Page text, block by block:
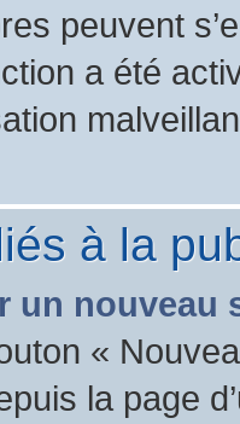
peuvent
a été
à la
un nouveau
«
la page